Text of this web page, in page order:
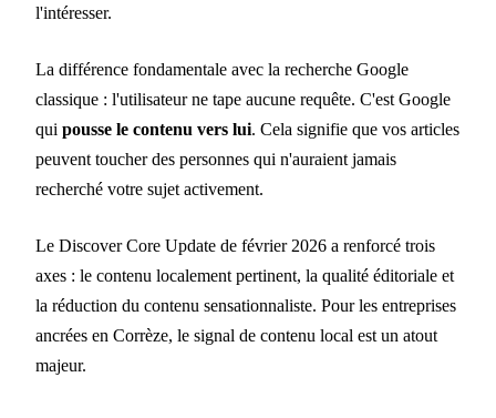
l'intéresser.
La différence fondamentale avec la recherche Google
classique : l'utilisateur ne tape aucune requête. C'est Google
qui pousse le contenu vers lui. Cela signifie que vos articles
peuvent toucher des personnes qui n'auraient jamais
recherché votre sujet activement.
Le Discover Core Update de février 2026 a renforcé trois
axes : le contenu localement pertinent, la qualité éditoriale et
la réduction du contenu sensationnaliste. Pour les entreprises
ancrées en Corrèze, le signal de contenu local est un atout
majeur.